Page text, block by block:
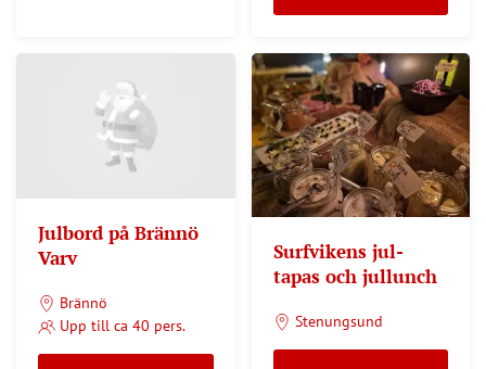
Julbord på Brännö
Varv
Brännö
Upp till ca 40 pers.
Surfvikens jul-
tapas och jullunch
Stenungsund